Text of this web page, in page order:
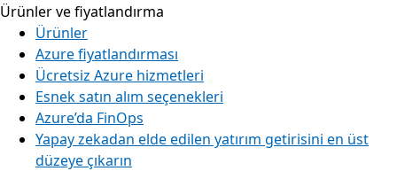
Ürünler ve fiyatlandırma
Ürünler
Azure fiyatlandırması
Ücretsiz Azure hizmetleri
Esnek satın alım seçenekleri
Azure’da FinOps
Yapay zekadan elde edilen yatırım getirisini en üst
düzeye çıkarın